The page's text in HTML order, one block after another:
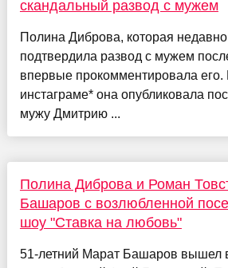
скандальный развод с мужем
Полина Диброва, которая
подтвердила развод с мужем
впервые прокомментировала его.
инстаграме* она опубликовала
мужу Дмитрию ...
Полина Диброва и Роман
Башаров с возлюбленной
шоу "Ставка на любовь"
51-летний Марат Башаров вышел